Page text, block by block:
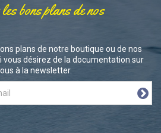
bons plans de nos
plans de notre boutique ou de nos
vous désirez de la documentation sur
à la newsletter.